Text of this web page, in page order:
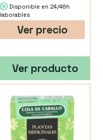
Disponible en 24/48h
laborables
Ver precio
Ver producto